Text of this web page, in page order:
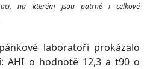
na kterém jsou patrné i celkové
laboratoři prokázalo
AHI o hodnotě 12,3 a t90 o